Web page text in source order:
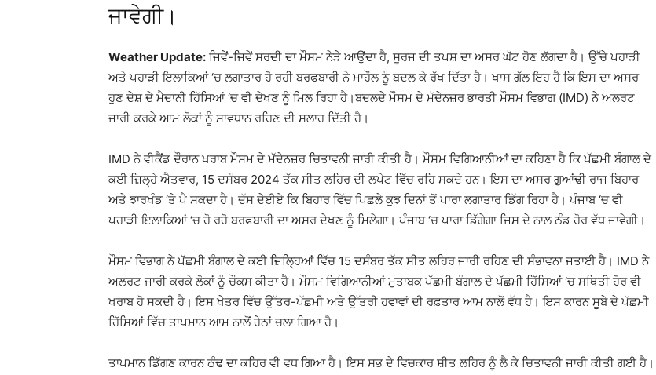
ਜਾਵੇਗੀ।
Weather Update: ਜਿਵੇਂ-ਜਿਵੇਂ ਸਰਦੀ ਦਾ ਮੌਸਮ ਨੇੜੇ ਆਉਂਦਾ ਹੈ, ਸੂਰਜ ਦੀ ਤਪਸ਼ ਦਾ ਅਸਰ ਘੱਟ ਹੋਣ ਲੱਗਦਾ ਹੈ। ਉੱਚੇ ਪਹਾੜੀ
ਅਤੇ ਪਹਾੜੀ ਇਲਾਕਿਆਂ ‘ਚ ਲਗਾਤਾਰ ਹੋ ਰਹੀ ਬਰਫਬਾਰੀ ਨੇ ਮਾਹੌਲ ਨੂੰ ਬਦਲ ਕੇ ਰੱਖ ਦਿੱਤਾ ਹੈ। ਖਾਸ ਗੱਲ ਇਹ ਹੈ ਕਿ ਇਸ ਦਾ ਅਸਰ
ਹੁਣ ਦੇਸ਼ ਦੇ ਮੈਦਾਨੀ ਹਿੱਸਿਆਂ ‘ਚ ਵੀ ਦੇਖਣ ਨੂੰ ਮਿਲ ਰਿਹਾ ਹੈ।ਬਦਲਦੇ ਮੌਸਮ ਦੇ ਮੱਦੇਨਜ਼ਰ ਭਾਰਤੀ ਮੌਸਮ ਵਿਭਾਗ (IMD) ਨੇ ਅਲਰਟ
ਜਾਰੀ ਕਰਕੇ ਆਮ ਲੋਕਾਂ ਨੂੰ ਸਾਵਧਾਨ ਰਹਿਣ ਦੀ ਸਲਾਹ ਦਿੱਤੀ ਹੈ।
IMD ਨੇ ਵੀਕੈਂਡ ਦੌਰਾਨ ਖਰਾਬ ਮੌਸਮ ਦੇ ਮੱਦੇਨਜ਼ਰ ਚਿਤਾਵਨੀ ਜਾਰੀ ਕੀਤੀ ਹੈ। ਮੌਸਮ ਵਿਗਿਆਨੀਆਂ ਦਾ ਕਹਿਣਾ ਹੈ ਕਿ ਪੱਛਮੀ ਬੰਗਾਲ ਦੇ
ਕਈ ਜ਼ਿਲ੍ਹੇ ਐਤਵਾਰ, 15 ਦਸੰਬਰ 2024 ਤੱਕ ਸੀਤ ਲਹਿਰ ਦੀ ਲਪੇਟ ਵਿੱਚ ਰਹਿ ਸਕਦੇ ਹਨ। ਇਸ ਦਾ ਅਸਰ ਗੁਆਂਢੀ ਰਾਜ ਬਿਹਾਰ
ਅਤੇ ਝਾਰਖੰਡ ‘ਤੇ ਪੈ ਸਕਦਾ ਹੈ। ਦੱਸ ਦੇਈਏ ਕਿ ਬਿਹਾਰ ਵਿੱਚ ਪਿਛਲੇ ਕੁਝ ਦਿਨਾਂ ਤੋਂ ਪਾਰਾ ਲਗਾਤਾਰ ਡਿੱਗ ਰਿਹਾ ਹੈ। ਪੰਜਾਬ ‘ਚ ਵੀ
ਪਹਾੜੀ ਇਲਾਕਿਆਂ ‘ਚ ਹੋ ਰਹੋ ਬਰਫਬਾਰੀ ਦਾ ਅਸਰ ਦੇਖਣ ਨੂੰ ਮਿਲੇਗਾ। ਪੰਜਾਬ ‘ਚ ਪਾਰਾ ਡਿੱਗੇਗਾ ਜਿਸ ਦੇ ਨਾਲ ਠੰਡ ਹੋਰ ਵੱਧ ਜਾਵੇਗੀ।
ਮੌਸਮ ਵਿਭਾਗ ਨੇ ਪੱਛਮੀ ਬੰਗਾਲ ਦੇ ਕਈ ਜ਼ਿਲ੍ਹਿਆਂ ਵਿੱਚ 15 ਦਸੰਬਰ ਤੱਕ ਸੀਤ ਲਹਿਰ ਜਾਰੀ ਰਹਿਣ ਦੀ ਸੰਭਾਵਨਾ ਜਤਾਈ ਹੈ। IMD ਨੇ
ਅਲਰਟ ਜਾਰੀ ਕਰਕੇ ਲੋਕਾਂ ਨੂੰ ਚੌਕਸ ਕੀਤਾ ਹੈ। ਮੌਸਮ ਵਿਗਿਆਨੀਆਂ ਮੁਤਾਬਕ ਪੱਛਮੀ ਬੰਗਾਲ ਦੇ ਪੱਛਮੀ ਹਿੱਸਿਆਂ ‘ਚ ਸਥਿਤੀ ਹੋਰ ਵੀ
ਖਰਾਬ ਹੋ ਸਕਦੀ ਹੈ। ਇਸ ਖੇਤਰ ਵਿੱਚ ਉੱਤਰ-ਪੱਛਮੀ ਅਤੇ ਉੱਤਰੀ ਹਵਾਵਾਂ ਦੀ ਰਫ਼ਤਾਰ ਆਮ ਨਾਲੋਂ ਵੱਧ ਹੈ। ਇਸ ਕਾਰਨ ਸੂਬੇ ਦੇ ਪੱਛਮੀ
ਹਿੱਸਿਆਂ ਵਿੱਚ ਤਾਪਮਾਨ ਆਮ ਨਾਲੋਂ ਹੇਠਾਂ ਚਲਾ ਗਿਆ ਹੈ।
ਤਾਪਮਾਨ ਡਿੱਗਣ ਕਾਰਨ ਠੰਢ ਦਾ ਕਹਿਰ ਵੀ ਵਧ ਗਿਆ ਹੈ। ਇਸ ਸਭ ਦੇ ਵਿਚਕਾਰ ਸ਼ੀਤ ਲਹਿਰ ਨੂੰ ਲੈ ਕੇ ਚਿਤਾਵਨੀ ਜਾਰੀ ਕੀਤੀ ਗਈ ਹੈ।